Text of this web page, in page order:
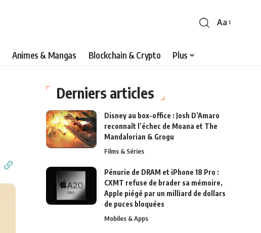
Aa
Animes & Mangas Blockchain & Crypto Plus
Derniers articles
Disney au box-office : Josh D’Amaro
reconnaît l’échec de Moana et The
Mandalorian & Grogu
Films & Séries
Pénurie de DRAM et iPhone 18 Pro :
CXMT refuse de brader sa mémoire,
Apple piégé par un milliard de dollars
de puces bloquées
Mobiles & Apps